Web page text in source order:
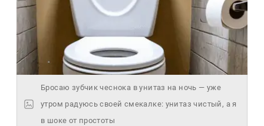
Бросаю зубчик чеснока в унитаз на ночь — уже
утром радуюсь своей смекалке: унитаз чистый, а я
в шоке от простоты